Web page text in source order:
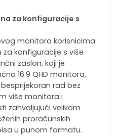
za konfiguracije s
monitora korisnicima
za konfiguracije s više
zaslon, koji je
16:9 QHD monitora,
rad bez
više monitora i
zahvaljujući velikom
proračunskih
u punom formatu.